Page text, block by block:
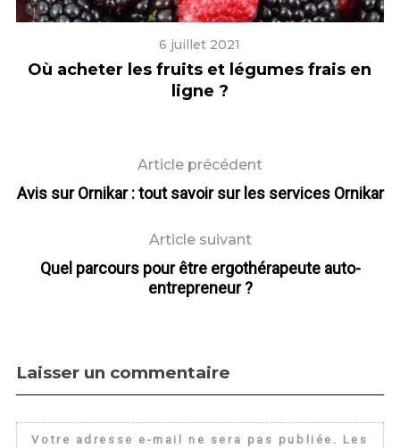
6 juillet 2021
Où acheter les fruits et légumes frais en
ligne ?
Article précédent
Avis sur Ornikar : tout savoir sur les services Ornikar
Article suivant
Quel parcours pour être ergothérapeute auto-
entrepreneur ?
Laisser un commentaire
Votre adresse e-mail ne sera pas publiée. Les